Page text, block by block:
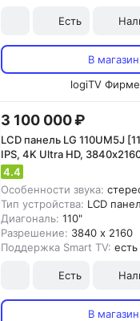
Есть
В магазин
logiTV
3 100 000 ₽
LCD панель LG 110UM5J
IPS, 4K Ultra HD,
4.4
Особенности звука:
Тип устройства: LCD
Диагональ: 110"
Разрешение: 3840 x 2160
Поддержка Smart TV: есть
Есть
В магазин